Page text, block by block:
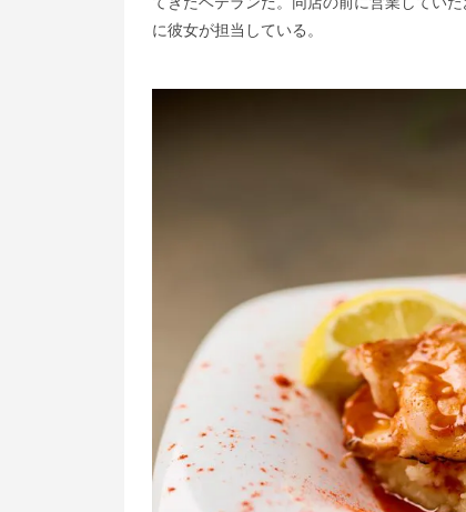
に彼女が担当している。